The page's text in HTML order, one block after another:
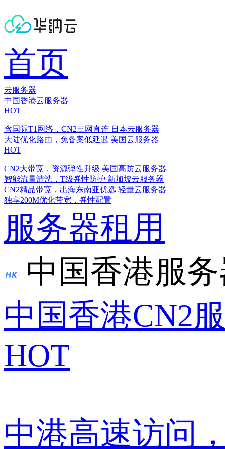
首页
云服务器
中国香港云服务器
HOT
含国际T1网络，CN2三网直连 日本云服务器
大陆优化路由，免备案低延迟 美国云服务器
HOT
CN2大带宽，资源弹性升级 美国高防云服务器
智能流量清洗，T级弹性防护 新加坡云服务器
CN2精品带宽，出海东南亚优选 轻量云服务器
独享200M优化带宽，弹性配置
服务器租用
中国香港服
中国香港CN2
HOT
中港高速访问